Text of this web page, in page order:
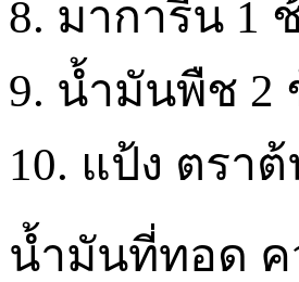
8. มาการีน 1
9. น้ำมันพืช 2
10. แป้ง ตรา
น้ำมันที่ทอด ค